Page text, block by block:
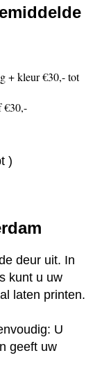
+ kleur €30,- tot
€30,-
)
deur uit. In
kunt u uw
laten printen.
U
geeft uw